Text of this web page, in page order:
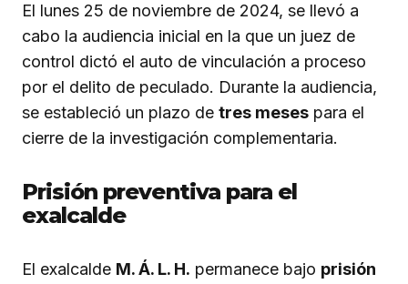
El lunes 25 de noviembre de 2024, se llevó a
cabo la audiencia inicial en la que un juez de
control dictó el auto de vinculación a proceso
por el delito de peculado. Durante la audiencia,
se estableció un plazo de tres meses para el
cierre de la investigación complementaria.
Prisión preventiva para el
exalcalde
El exalcalde M. Á. L. H. permanece bajo prisión